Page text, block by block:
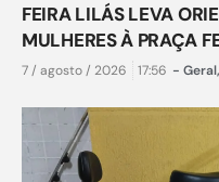
FEIRA LILÁS LEVA
MULHERES À PRAÇA
7 / agosto / 2026 17:56 - Geral,